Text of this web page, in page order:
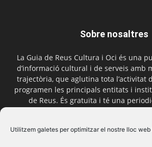
Utilitzem galetes per optimitzar el nostre lloc web
Sobre nosaltres
La Guia de Reus Cultura i Oci és una
d’informació cultural i de serveis amb
trajectòria, que aglutina tota l’activitat
programen les principals entitats i
de Reus. És gratuïta i té una